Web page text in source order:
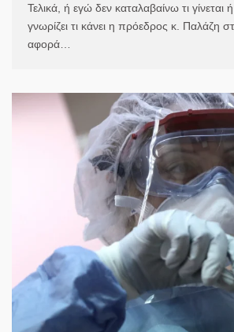
Τελικά, ή εγώ δεν καταλαβαίνω τι
γνωρίζει τι κάνει η πρόεδρος κ. Παλάζη
αφορά…